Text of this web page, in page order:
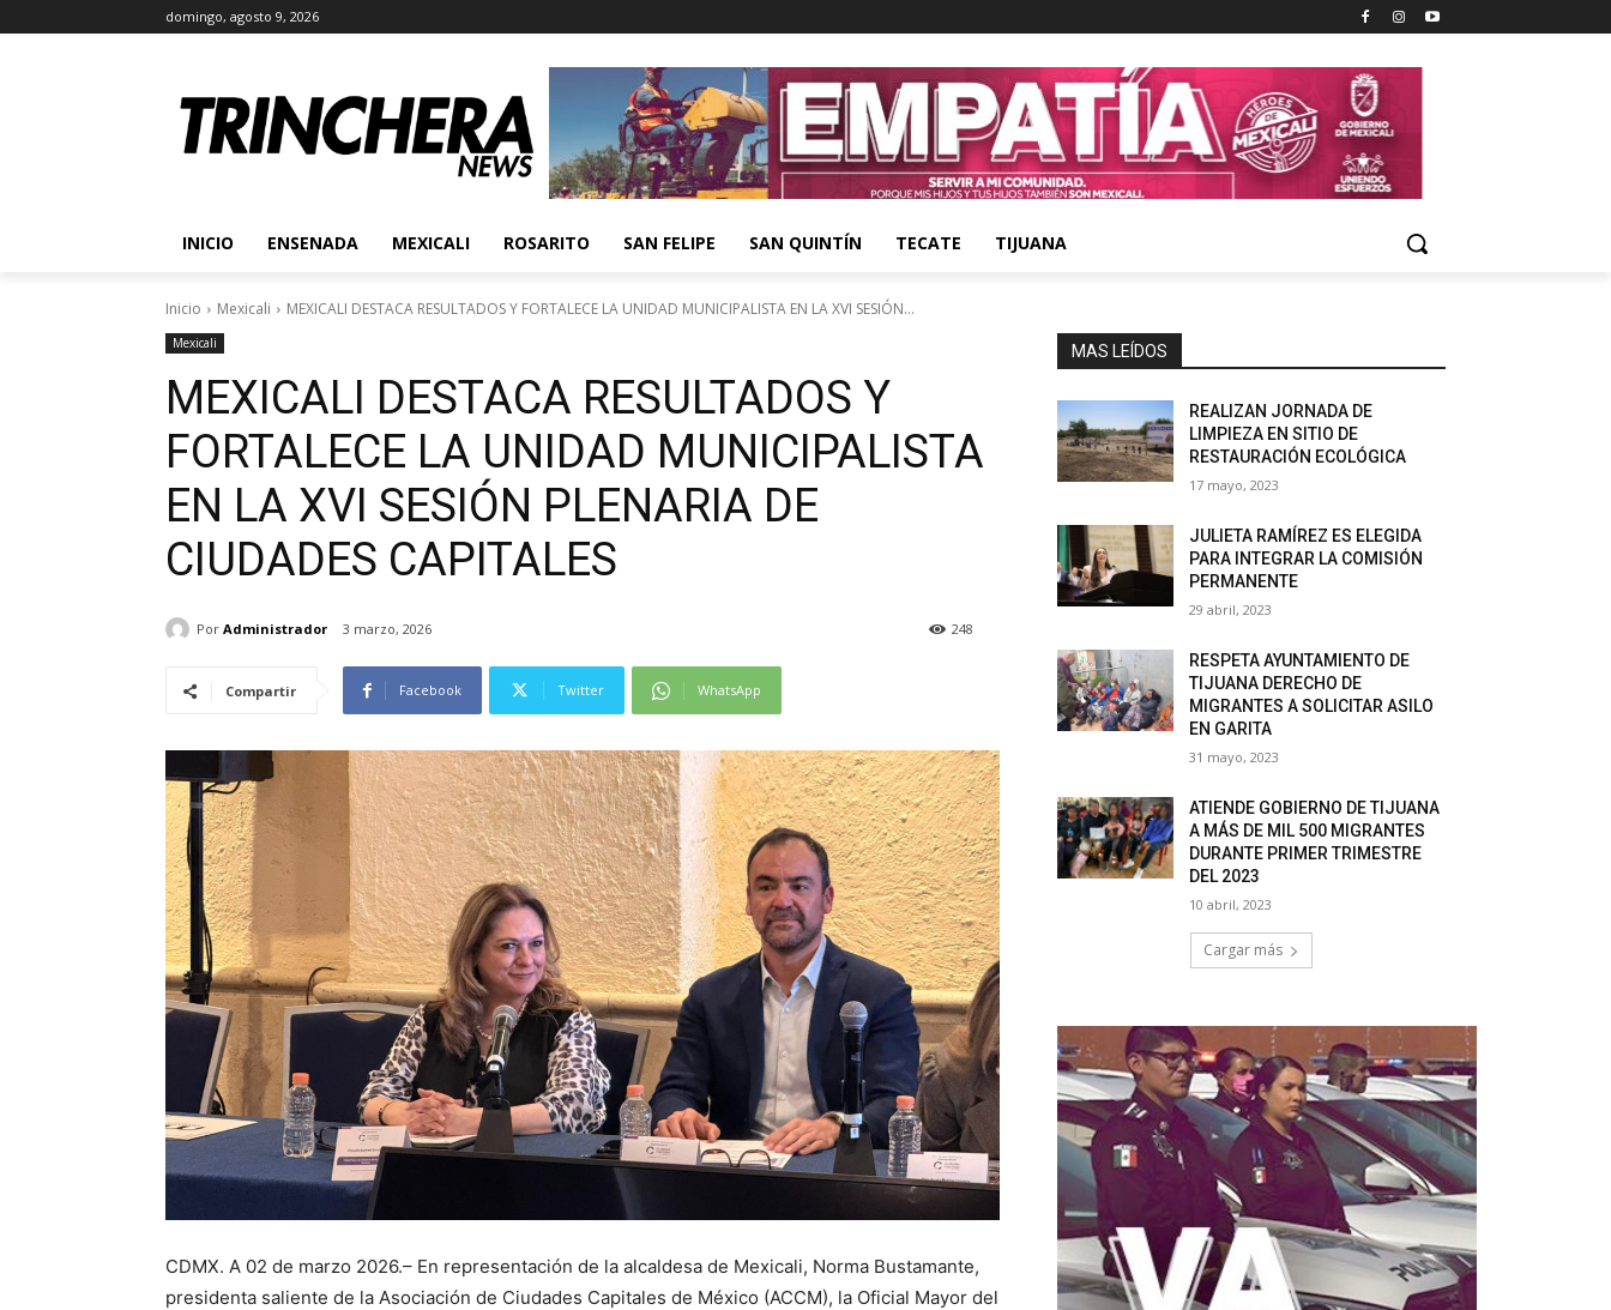
domingo, agosto 9, 2026
INICIO ENSENADA MEXICALI ROSARITO SAN FELIPE SAN QUINTÍN TECATE TIJUANA
Inicio Mexicali MEXICALI DESTACA RESULTADOS Y FORTALECE LA UNIDAD MUNICIPALISTA EN LA XVI SESIÓN...
Mexicali
MEXICALI DESTACA RESULTADOS Y
FORTALECE LA UNIDAD MUNICIPALISTA
EN LA XVI SESIÓN PLENARIA DE
CIUDADES CAPITALES
Por Administrador 3 marzo, 2026 248
Compartir Facebook Twitter WhatsApp
CDMX. A 02 de marzo 2026.– En representación de la alcaldesa de Mexicali, Norma Bustamante,
presidenta saliente de la Asociación de Ciudades Capitales de México (ACCM), la Oficial Mayor del
MAS LEÍDOS
REALIZAN JORNADA DE
LIMPIEZA EN SITIO DE
RESTAURACIÓN ECOLÓGICA
17 mayo, 2023
JULIETA RAMÍREZ ES ELEGIDA
PARA INTEGRAR LA COMISIÓN
PERMANENTE
29 abril, 2023
RESPETA AYUNTAMIENTO DE
TIJUANA DERECHO DE
MIGRANTES A SOLICITAR ASILO
EN GARITA
31 mayo, 2023
ATIENDE GOBIERNO DE TIJUANA
A MÁS DE MIL 500 MIGRANTES
DURANTE PRIMER TRIMESTRE
DEL 2023
10 abril, 2023
Cargar más